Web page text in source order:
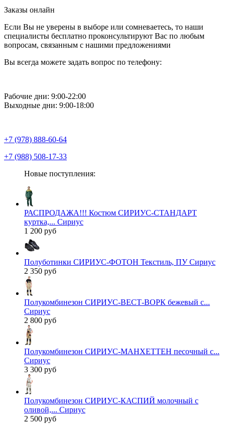
Заказы онлайн
Если Вы не уверены в выборе или сомневаетесь, то наши
специалисты бесплатно проконсультируют Вас по любым
вопросам, связанным с нашими предложениями
Вы всегда можете задать вопрос по телефону:
Рабочие дни: 9:00-22:00
Выходные дни: 9:00-18:00
+7 (978) 888-60-64
+7 (988) 508-17-33
Новые поступления:
РАСПРОДАЖА!!! Костюм СИРИУС-СТАНДАРТ
куртка,... Сириус
1 200 руб
Полуботинки СИРИУС-ФОТОН Текстиль, ПУ Сириус
2 350 руб
Полукомбинезон СИРИУС-ВЕСТ-ВОРК бежевый с...
Сириус
2 800 руб
Полукомбинезон СИРИУС-МАНХЕТТЕН песочный с...
Сириус
3 300 руб
Полукомбинезон СИРИУС-КАСПИЙ молочный с
оливой,... Сириус
2 500 руб